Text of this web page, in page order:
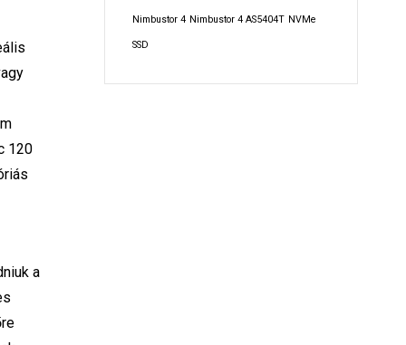
120
a
Nimbustor 4 Nimbustor 4 AS5404T NVMe
SSD